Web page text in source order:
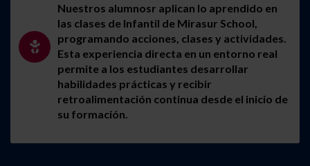
Nuestros alumnosr aplican lo aprendido en
las clases de Infantil de Mirasur School,
programando acciones, clases y actividades.
Esta experiencia directa en un entorno real
permite a los estudiantes desarrollar
habilidades prácticas y recibir
retroalimentación continua desde el inicio de
su formación.